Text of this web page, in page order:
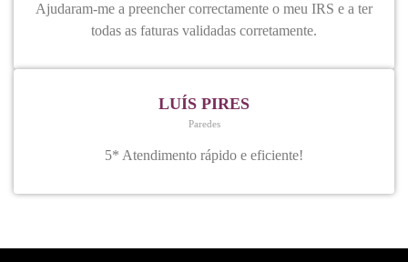
Ajudaram-me a preencher correctamente o meu IRS e a ter
todas as faturas validadas corretamente.
LUÍS PIRES
Paredes
5* Atendimento rápido e eficiente!